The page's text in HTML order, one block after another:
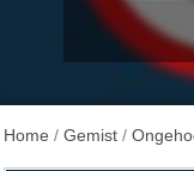
Home / Gemist /